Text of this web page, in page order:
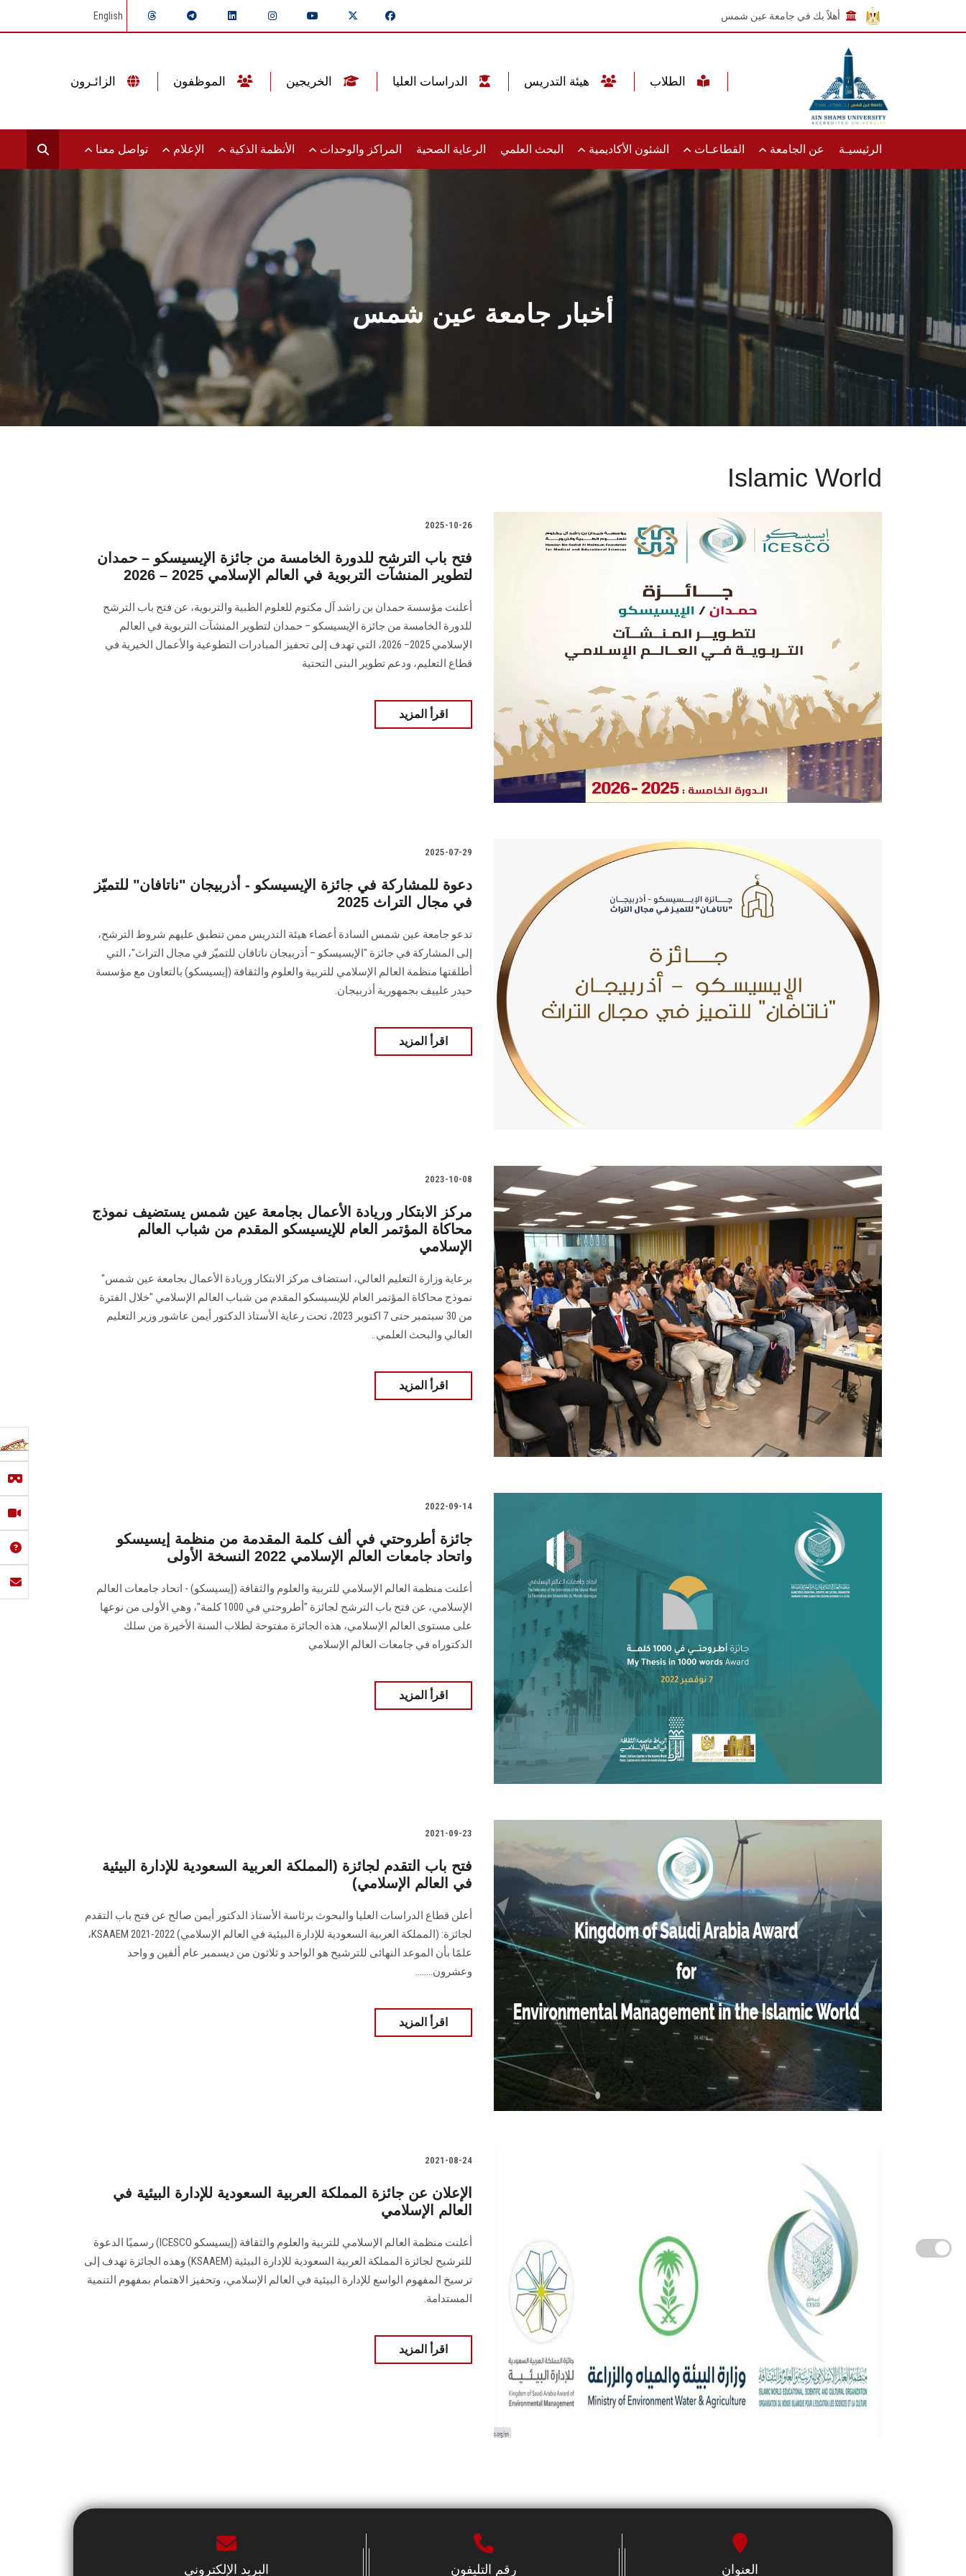
أهلاً بك في جامعة عين شمس English
الرئيسيـة عن الجامعة القطاعـات الشئون الأكاديمية البحث العلمي الرعاية الصحية المراكز والوحدات الأنظمة الذكية الإعلام تواصل معنا
أخبار جامعة عين شمس
Islamic World
2025-10-26
فتح باب الترشح للدورة الخامسة من جائزة الإيسيسكو – حمدان
لتطوير المنشآت التربوية في العالم الإسلامي 2025 – 2026
أعلنت مؤسسة حمدان بن راشد آل مكتوم للعلوم الطبية والتربوية، عن فتح باب الترشح
للدورة الخامسة من جائزة الإيسيسكو – حمدان لتطوير المنشآت التربوية في العالم
الإسلامي 2025– 2026، التي تهدف إلى تحفيز المبادرات التطوعية والأعمال الخيرية في
قطاع التعليم، ودعم تطوير البنى التحتية
اقرأ المزيد
2025-07-29
دعوة للمشاركة في جائزة الإيسيسكو - أذربيجان "ناتافان" للتميّز
في مجال التراث 2025
تدعو جامعة عين شمس السادة أعضاء هيئة التدريس ممن تنطبق عليهم شروط الترشح،
إلى المشاركة في جائزة "الإيسيسكو – أذربيجان ناتافان للتميّز في مجال التراث"، التي
أطلقتها منظمة العالم الإسلامي للتربية والعلوم والثقافة (إيسيسكو) بالتعاون مع مؤسسة
حيدر علييف بجمهورية أذربيجان.
اقرأ المزيد
2023-10-08
مركز الابتكار وريادة الأعمال بجامعة عين شمس يستضيف نموذج
محاكاة المؤتمر العام للإيسيسكو المقدم من شباب العالم
الإسلامي
برعاية وزارة التعليم العالي، استضاف مركز الابتكار وريادة الأعمال بجامعة عين شمس"
نموذج محاكاة المؤتمر العام للإيسيسكو المقدم من شباب العالم الإسلامي "خلال الفترة
من 30 سبتمبر حتى 7 اكتوبر 2023، تحت رعاية الأستاذ الدكتور أيمن عاشور وزير التعليم
العالي والبحث العلمي..
اقرأ المزيد
2022-09-14
جائزة أطروحتي في ألف كلمة المقدمة من منظمة إيسيسكو
واتحاد جامعات العالم الإسلامي 2022 النسخة الأولى
أعلنت منظمة العالم الإسلامي للتربية والعلوم والثقافة (إيسيسكو) - اتحاد جامعات العالم
الإسلامي، عن فتح باب الترشح لجائزة "أطروحتي في 1000 كلمة"، وهي الأولى من نوعها
على مستوى العالم الإسلامي، هذه الجائزة مفتوحة لطلاب السنة الأخيرة من سلك
الدكتوراه في جامعات العالم الإسلامي
اقرأ المزيد
2021-09-23
فتح باب التقدم لجائزة (المملكة العربية السعودية للإدارة البيئية
في العالم الإسلامي)
أعلن قطاع الدراسات العليا والبحوث برئاسة الأستاذ الدكتور أيمن صالح عن فتح باب التقدم
لجائزة: (المملكة العربية السعودية للإدارة البيئية في العالم الإسلامي) KSAAEM 2021-2022،
علمًا بأن الموعد النهائى للترشيح هو الواحد و ثلاثون من ديسمبر عام ألفين و واحد
وعشرون........
اقرأ المزيد
2021-08-24
الإعلان عن جائزة المملكة العربية السعودية للإدارة البيئية في
العالم الإسلامي
أعلنت منظمة العالم الإسلامي للتربية والعلوم والثقافة (إيسيسكو ICESCO) رسميًا الدعوة
للترشيح لجائزة المملكة العربية السعودية للإدارة البيئية (KSAAEM) وهذه الجائزة تهدف إلى
ترسيخ المفهوم الواسع للإدارة البيئية في العالم الإسلامي، وتحفيز الاهتمام بمفهوم التنمية
المستدامة.
اقرأ المزيد
العنوان رقم التليفون البريد الإلكتروني